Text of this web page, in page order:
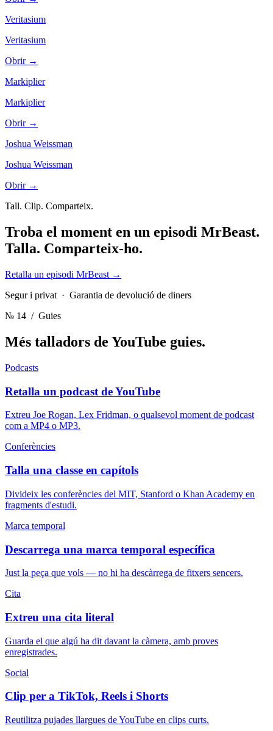
Veritasium
Veritasium
Obrir →
Markiplier
Markiplier
Obrir →
Joshua Weissman
Joshua Weissman
Obrir →
Tall. Clip. Comparteix.
Troba el moment en un episodi MrBeast.
Talla. Comparteix-ho.
Retalla un episodi MrBeast →
Segur i privat · Garantia de devolució de diners
№ 14 / Guies
Més talladors de YouTube guies.
Podcasts
Retalla un podcast de YouTube
Extreu Joe Rogan, Lex Fridman, o qualsevol moment de podcast
com a MP4 o MP3.
Conferències
Talla una classe en capítols
Divideix les conferències del MIT, Stanford o Khan Academy en
fragments d'estudi.
Marca temporal
Descarrega una marca temporal específica
Just la peça que vols — no hi ha descàrrega de fitxers sencers.
Cita
Extreu una cita literal
Guarda el que algú ha dit davant la càmera, amb proves
enregistrades.
Social
Clip per a TikTok, Reels i Shorts
Reutilitza pujades llargues de YouTube en clips curts.